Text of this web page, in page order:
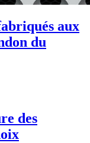
aux
du
des